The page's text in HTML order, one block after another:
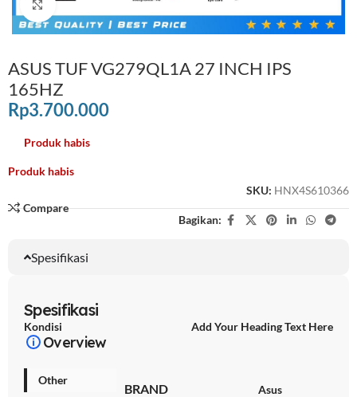
Click to enlarge
ASUS TUF VG279QL1A 27 INCH IPS
165HZ
Rp3.700.000
Produk habis
Produk habis
SKU: HNX4S610366
Compare
Bagikan:
Spesifikasi
Spesifikasi
Kondisi Add Your Heading Text Here
Overview
Other
BRAND Asus